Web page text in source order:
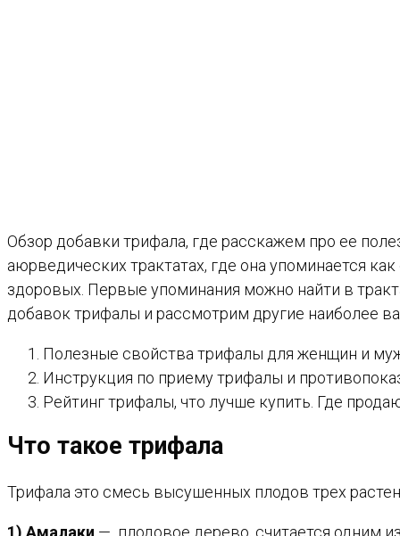
Обзор добавки трифала, где расскажем про ее
аюрведических трактатах, где она упоминается
здоровых. Первые упоминания можно найти в
добавок трифалы и рассмотрим другие наиболее
Полезные свойства трифалы для женщин и
Инструкция по приему трифалы и
Рейтинг трифалы, что лучше купить. Где
Что такое трифала
Трифала это смесь высушенных плодов трех
1) Амалаки — плодовое дерево, считается одним